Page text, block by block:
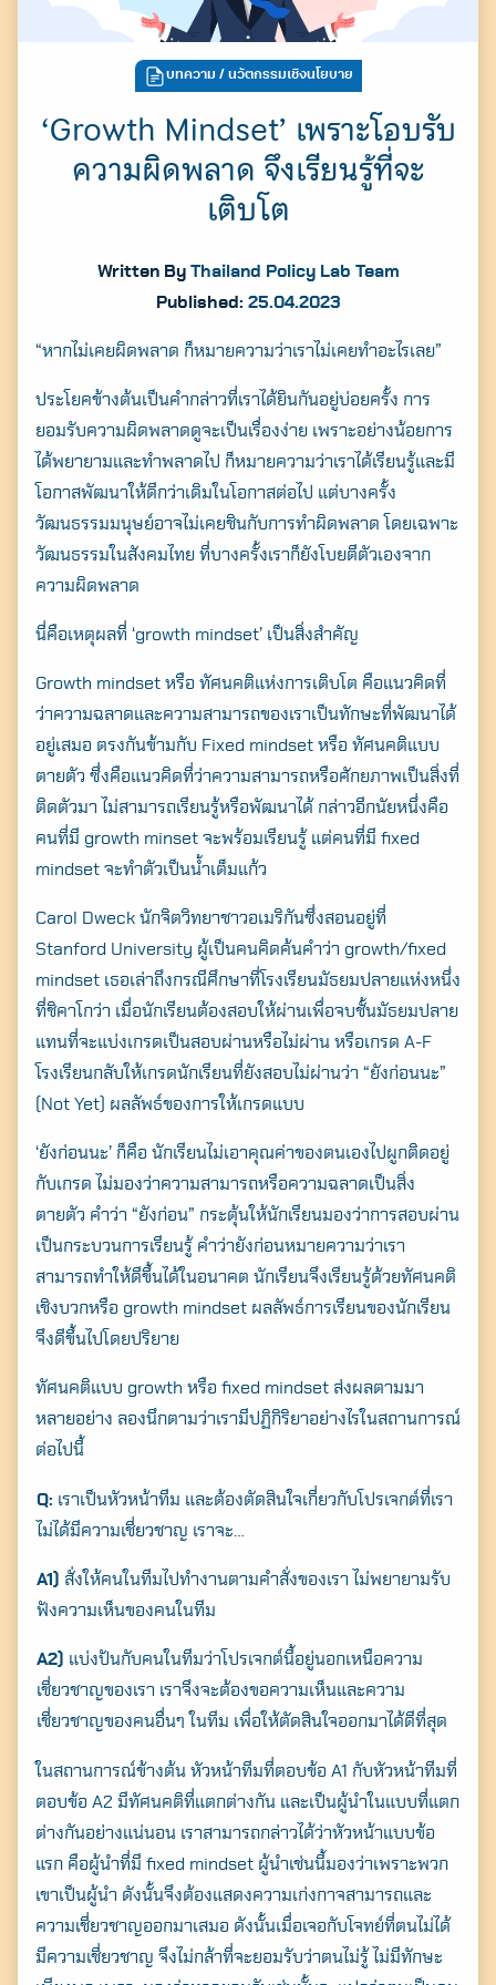
บทความ / นวัตกรรมเชิงนโยบาย
‘Growth Mindset’ เพราะโอบรับ
ความผิดพลาด จึงเรียนรู้ที่จะ
เติบโต
Written By Thailand Policy Lab Team
Published: 25.04.2023
“หากไม่เคยผิดพลาด ก็หมายความว่าเราไม่เคยทำอะไรเลย”
ประโยคข้างต้นเป็นคำกล่าวที่เราได้ยินกันอยู่บ่อยครั้ง การ
ยอมรับความผิดพลาดดูจะเป็นเรื่องง่าย เพราะอย่างน้อยการ
ได้พยายามและทำพลาดไป ก็หมายความว่าเราได้เรียนรู้และมี
โอกาสพัฒนาให้ดีกว่าเดิมในโอกาสต่อไป แต่บางครั้ง
วัฒนธรรมมนุษย์อาจไม่เคยชินกับการทำผิดพลาด โดยเฉพาะ
วัฒนธรรมในสังคมไทย ที่บางครั้งเราก็ยังโบยตีตัวเองจาก
ความผิดพลาด
นี่คือเหตุผลที่ ‘growth mindset’ เป็นสิ่งสำคัญ
Growth mindset หรือ ทัศนคติแห่งการเติบโต คือแนวคิดที่
ว่าความฉลาดและความสามารถของเราเป็นทักษะที่พัฒนาได้
อยู่เสมอ ตรงกันข้ามกับ Fixed mindset หรือ ทัศนคติแบบ
ตายตัว ซึ่งคือแนวคิดที่ว่าความสามารถหรือศักยภาพเป็นสิ่งที่
ติดตัวมา ไม่สามารถเรียนรู้หรือพัฒนาได้ กล่าวอีกนัยหนึ่งคือ
คนที่มี growth minset จะพร้อมเรียนรู้ แต่คนที่มี fixed
mindset จะทำตัวเป็นน้ำเต็มแก้ว
Carol Dweck นักจิตวิทยาชาวอเมริกันซึ่งสอนอยู่ที่
Stanford University ผู้เป็นคนคิดค้นคำว่า growth/fixed
mindset เธอเล่าถึงกรณีศึกษาที่โรงเรียนมัธยมปลายแห่งหนึ่ง
ที่ชิคาโกว่า เมื่อนักเรียนต้องสอบให้ผ่านเพื่อจบชั้นมัธยมปลาย
แทนที่จะแบ่งเกรดเป็นสอบผ่านหรือไม่ผ่าน หรือเกรด A-F
โรงเรียนกลับให้เกรดนักเรียนที่ยังสอบไม่ผ่านว่า “ยังก่อนนะ”
(Not Yet) ผลลัพธ์ของการให้เกรดแบบ
‘ยังก่อนนะ’ ก็คือ นักเรียนไม่เอาคุณค่าของตนเองไปผูกติดอยู่
กับเกรด ไม่มองว่าความสามารถหรือความฉลาดเป็นสิ่ง
ตายตัว คำว่า “ยังก่อน” กระตุ้นให้นักเรียนมองว่าการสอบผ่าน
เป็นกระบวนการเรียนรู้ คำว่ายังก่อนหมายความว่าเรา
สามารถทำให้ดีขึ้นได้ในอนาคต นักเรียนจึงเรียนรู้ด้วยทัศนคติ
เชิงบวกหรือ growth mindset ผลลัพธ์การเรียนของนักเรียน
จึงดีขึ้นไปโดยปริยาย
ทัศนคติแบบ growth หรือ fixed mindset ส่งผลตามมา
หลายอย่าง ลองนึกตามว่าเรามีปฏิกิริยาอย่างไรในสถานการณ์
ต่อไปนี้
Q: เราเป็นหัวหน้าทีม และต้องตัดสินใจเกี่ยวกับโปรเจกต์ที่เรา
ไม่ได้มีความเชี่ยวชาญ เราจะ…
A1) สั่งให้คนในทีมไปทำงานตามคำสั่งของเรา ไม่พยายามรับ
ฟังความเห็นของคนในทีม
A2) แบ่งปันกับคนในทีมว่าโปรเจกต์นี้อยู่นอกเหนือความ
เชี่ยวชาญของเรา เราจึงจะต้องขอความเห็นและความ
เชี่ยวชาญของคนอื่นๆ ในทีม เพื่อให้ตัดสินใจออกมาได้ดีที่สุด
ในสถานการณ์ข้างต้น หัวหน้าทีมที่ตอบข้อ A1 กับหัวหน้าทีมที่
ตอบข้อ A2 มีทัศนคติที่แตกต่างกัน และเป็นผู้นำในแบบที่แตก
ต่างกันอย่างแน่นอน เราสามารถกล่าวได้ว่าหัวหน้าแบบข้อ
แรก คือผู้นำที่มี fixed mindset ผู้นำเช่นนี้มองว่าเพราะพวก
เขาเป็นผู้นำ ดังนั้นจึงต้องแสดงความเก่งกาจสามารถและ
ความเชี่ยวชาญออกมาเสมอ ดังนั้นเมื่อเจอกับโจทย์ที่ตนไม่ได้
มีความเชี่ยวชาญ จึงไม่กล้าที่จะยอมรับว่าตนไม่รู้ ไม่มีทักษะ